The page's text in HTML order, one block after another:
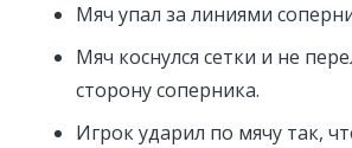
Мяч упал за линиями
Мяч коснулся сетки и не
сторону соперника.
Игрок ударил по мячу так,